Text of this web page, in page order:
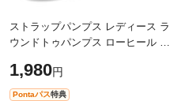
ストラップパンプス レディース ラ
ウンドトゥパンプス ローヒール 歩
ル シンプル 2E相当 ナチュラルー
1,980円
Pontaパス特典